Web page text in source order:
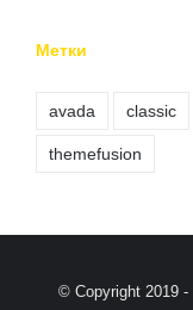
Метки
avada classic
themefusion
© Copyright 2019 -